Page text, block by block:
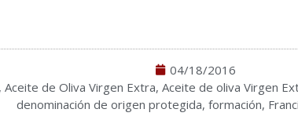
04/18/2016
, Aceite de Oliva Virgen Extra, Aceite de oliva Virgen
denominación de origen protegida, formación,